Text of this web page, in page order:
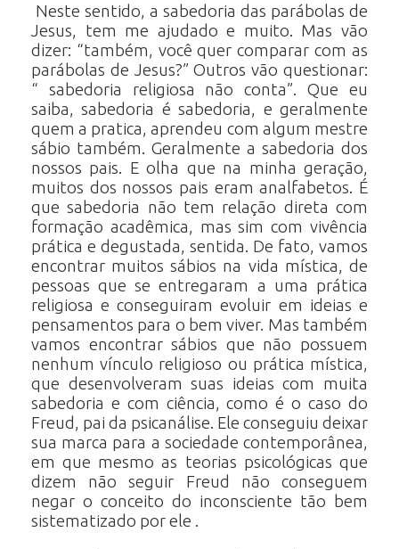
Neste sentido, a sabedoria das parábolas de
Jesus, tem me ajudado e muito. Mas vão
dizer: “também, você quer comparar com as
parábolas de Jesus?” Outros vão questionar:
“ sabedoria religiosa não conta”. Que eu
saiba, sabedoria é sabedoria, e geralmente
quem a pratica, aprendeu com algum mestre
sábio também. Geralmente a sabedoria dos
nossos pais. E olha que na minha geração,
muitos dos nossos pais eram analfabetos. É
que sabedoria não tem relação direta com
formação acadêmica, mas sim com vivência
prática e degustada, sentida. De fato, vamos
encontrar muitos sábios na vida mística, de
pessoas que se entregaram a uma prática
religiosa e conseguiram evoluir em ideias e
pensamentos para o bem viver. Mas também
vamos encontrar sábios que não possuem
nenhum vínculo religioso ou prática mística,
que desenvolveram suas ideias com muita
sabedoria e com ciência, como é o caso do
Freud, pai da psicanálise. Ele conseguiu deixar
sua marca para a sociedade contemporânea,
em que mesmo as teorias psicológicas que
dizem não seguir Freud não conseguem
negar o conceito do inconsciente tão bem
sistematizado por ele .